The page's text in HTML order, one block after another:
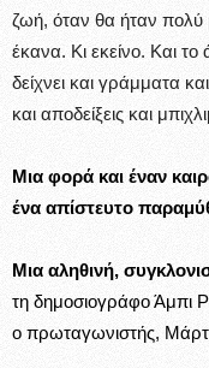
ζωή, όταν θα ήταν πολύ
έκανα. Κι εκείνο. Και
δείχνει και γράμματα
και αποδείξεις και
Μια φορά και έναν
ένα απίστευτο
Μια αληθινή,
τη δημοσιογράφο Άμπι
ο πρωταγωνιστής,